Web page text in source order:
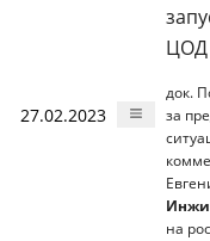
27.02.2023
ЦОД
док.
за
на